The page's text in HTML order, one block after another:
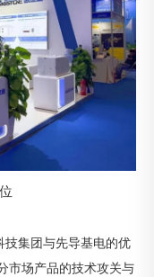
集团与先导基电的优
市场产品的技术攻关与